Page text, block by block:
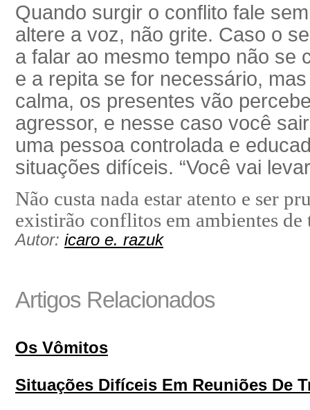
Quando surgir o conflito fale
altere a voz, não grite. Caso o
a falar ao mesmo tempo não se
e a repita se for necessário,
calma, os presentes vão
agressor, e nesse caso você
uma pessoa controlada e
situações difíceis. “Você vai
Não custa nada estar atento e ser
existirão conflitos em ambientes de
Autor: icaro e. razuk
Artigos Relacionados
Os Vômitos
Situações Difíceis Em Reuniões De